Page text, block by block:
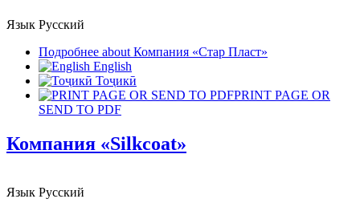
Язык Русский
Подробнее about Компания «Стар Пласт»
English
Тоҷикӣ
PRINT PAGE OR
SEND TO PDF
Компания «Silkcoat»
Язык Русский